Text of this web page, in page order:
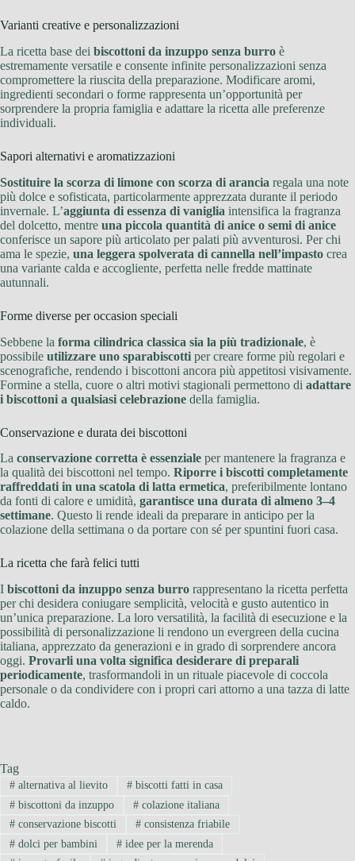
Varianti creative e personalizzazioni
La ricetta base dei biscottoni da inzuppo senza burro è
estremamente versatile e consente infinite personalizzazioni senza
compromettere la riuscita della preparazione. Modificare aromi,
ingredienti secondari o forme rappresenta un’opportunità per
sorprendere la propria famiglia e adattare la ricetta alle preferenze
individuali.
Sapori alternativi e aromatizzazioni
Sostituire la scorza di limone con scorza di arancia regala una note
più dolce e sofisticata, particolarmente apprezzata durante il periodo
invernale. L’aggiunta di essenza di vaniglia intensifica la fragranza
del dolcetto, mentre una piccola quantità di anice o semi di anice
conferisce un sapore più articolato per palati più avventurosi. Per chi
ama le spezie, una leggera spolverata di cannella nell’impasto crea
una variante calda e accogliente, perfetta nelle fredde mattinate
autunnali.
Forme diverse per occasion speciali
Sebbene la forma cilindrica classica sia la più tradizionale, è
possibile utilizzare uno sparabiscotti per creare forme più regolari e
scenografiche, rendendo i biscottoni ancora più appetitosi visivamente.
Formine a stella, cuore o altri motivi stagionali permettono di adattare
i biscottoni a qualsiasi celebrazione della famiglia.
Conservazione e durata dei biscottoni
La conservazione corretta è essenziale per mantenere la fragranza e
la qualità dei biscottoni nel tempo. Riporre i biscotti completamente
raffreddati in una scatola di latta ermetica, preferibilmente lontano
da fonti di calore e umidità, garantisce una durata di almeno 3–4
settimane. Questo li rende ideali da preparare in anticipo per la
colazione della settimana o da portare con sé per spuntini fuori casa.
La ricetta che farà felici tutti
I biscottoni da inzuppo senza burro rappresentano la ricetta perfetta
per chi desidera coniugare semplicità, velocità e gusto autentico in
un’unica preparazione. La loro versatilità, la facilità di esecuzione e la
possibilità di personalizzazione li rendono un evergreen della cucina
italiana, apprezzato da generazioni e in grado di sorprendere ancora
oggi. Provarli una volta significa desiderare di preparali
periodicamente, trasformandoli in un rituale piacevole di coccola
personale o da condividere con i propri cari attorno a una tazza di latte
caldo.
Tag
#alternativa al lievito #biscotti fatti in casa
#biscottoni da inzuppo #colazione italiana
#conservazione biscotti #consistenza friabile
#dolci per bambini #idee per la merenda